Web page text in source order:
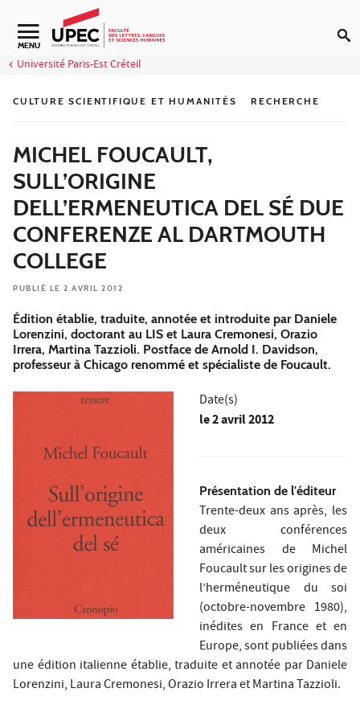
Aller au contenu
Navigation secondaire
MENU
Université Paris-Est Créteil
CULTURE SCIENTIFIQUE ET HUMANITÉS RECHERCHE
MICHEL FOUCAULT,
SULL’ORIGINE
DELL’ERMENEUTICA DEL SÉ DUE
CONFERENZE AL DARTMOUTH
COLLEGE
PUBLIÉ LE 2 AVRIL 2012
Édition établie, traduite, annotée et introduite par Daniele
Lorenzini, doctorant au LIS et Laura Cremonesi, Orazio
Irrera, Martina Tazzioli. Postface de Arnold I. Davidson,
professeur à Chicago renommé et spécialiste de Foucault.
Date(s)
le2 avril 2012
Présentation de l'éditeur
Trente-deux ans après, les
deux conférences
américaines de Michel
Foucault sur les origines de
l’herméneutique du soi
(octobre-novembre 1980),
inédites en France et en
Europe, sont publiées dans
une édition italienne établie, traduite et annotée par Daniele
Lorenzini, Laura Cremonesi, Orazio Irrera et Martina Tazzioli.